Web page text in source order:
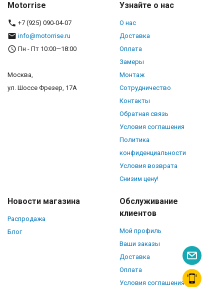
Motorrise
+7 (925) 090-04-07
info@motorrise.ru
Пн - Пт 10:00—18:00
Москва,
ул. Шоссе Фрезер, 17А
Узнайте о нас
О нас
Доставка
Оплата
Замеры
Монтаж
Сотрудничество
Контакты
Обратная связь
Условия соглашения
Политика
конфиденциальности
Условия возврата
Снизим цену!
Новости магазина
Распродажа
Блог
Обслуживание
клиентов
Мой профиль
Ваши заказы
Доставка
Оплата
Условия соглашения